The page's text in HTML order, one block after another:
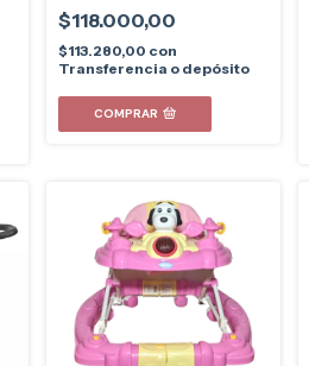
$118.000,00
$113.280,00 con
Transferencia o depósito
COMPRAR